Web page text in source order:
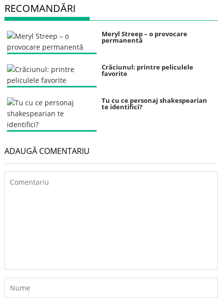
RECOMANDĂRI
Meryl Streep – o provocare
permanentă
Crăciunul: printre peliculele
favorite
Tu cu ce personaj shakespearian
te identifici?
ADAUGĂ COMENTARIU